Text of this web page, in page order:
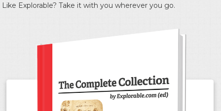
Like Explorable? Take it with you wherever you go.